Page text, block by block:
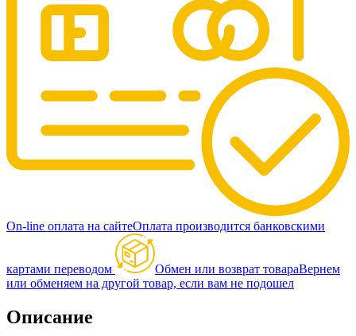
On-line оплата на сайтеОплата производится банковскими
картами переводом Обмен или возврат товараВернем
или обменяем на другой товар, если вам не подошел
Описание